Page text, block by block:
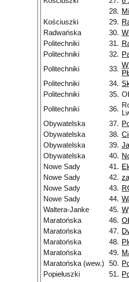
28.
Kościuszki
29.
Radwańska
30.
Politechniki
31.
Politechniki
32.
Politechniki
33.
Politechniki 34.
Politechniki
35.
Politechniki
36.
Obywatelska
37.
Obywatelska
38.
Obywatelska
39.
Obywatelska
40.
Nowe Sady
41.
Nowe Sady
42.
Nowe Sady
43.
Nowe Sady
44.
Waltera-Janke
45.
Maratońska
46.
Maratońska
47.
Maratońska
48.
Maratońska
49.
Maratońska (wew.)
50.
Popiełuszki
51.